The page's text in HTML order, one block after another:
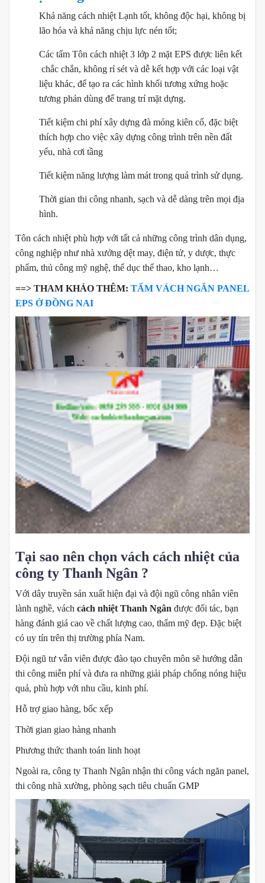
Khả năng cách nhiệt Lạnh tốt, không độc hại, không bị
lão hóa và khả năng chịu lực nén tốt;
Các tấm Tôn cách nhiệt 3 lớp 2 mặt EPS được liên kết
chắc chắn, không rỉ sét và dễ kết hợp với các loại vật
liệu khác, để tạo ra các hình khối tương xứng hoặc
tương phản dùng để trang trí mặt dựng.
Tiết kiệm chi phí xây dựng đà móng kiên cố, đặc biệt
thích hợp cho việc xây dựng công trình trên nền đất
yếu, nhà cơi tầng
Tiết kiệm năng lượng làm mát trong quá trình sử dụng.
Thời gian thi công nhanh, sạch và dễ dàng trên mọi địa
hình.
Tôn cách nhiệt phù hợp với tất cả những công trình dân dụng,
công nghiệp như nhà xưởng dệt may, điện tử, y dược, thực
phẩm, thủ công mỹ nghệ, thể dục thể thao, kho lạnh…
==> THAM KHẢO THÊM: TẤM VÁCH NGĂN PANEL
EPS Ở ĐỒNG NAI
Tại sao nên chọn vách cách nhiệt của
công ty Thanh Ngân ?
Với dây truyền sản xuất hiện đại và đội ngũ công nhân viên
lành nghề, vách cách nhiệt Thanh Ngân được đối tác, bạn
hàng đánh giá cao về chất lượng cao, thẩm mỹ đẹp. Đặc biệt
có uy tín trên thị trường phía Nam.
Đội ngũ tư vẫn viên được đào tạo chuyên môn sẽ hướng dẫn
thi công miễn phí và đưa ra những giải pháp chống nóng hiệu
quả, phù hợp với nhu cầu, kinh phí.
Hỗ trợ giao hàng, bốc xếp
Thời gian giao hàng nhanh
Phương thức thanh toán linh hoạt
Ngoài ra, công ty Thanh Ngân nhận thi công vách ngăn panel,
thi công nhà xường, phòng sạch tiêu chuẩn GMP